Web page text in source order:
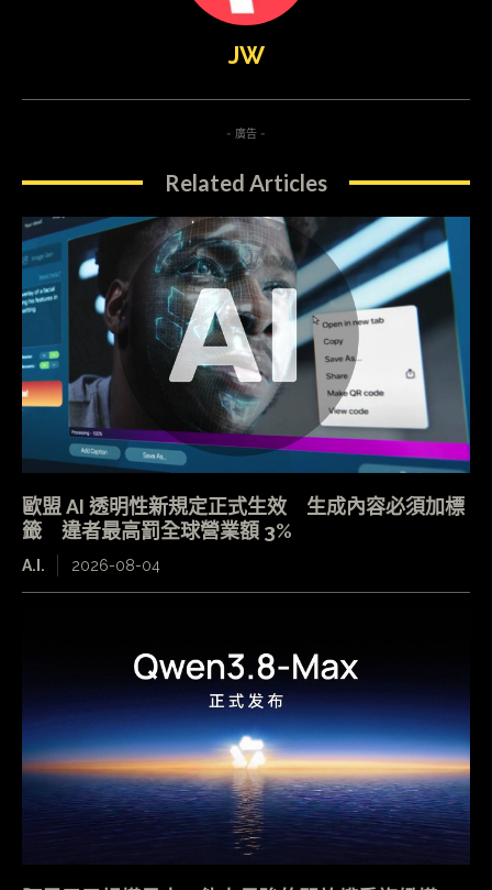
JW
- 廣告 -
Related Articles
歐盟 AI 透明性新規定正式生效 生成內容必須加標
籤 違者最高罰全球營業額 3%
A.I. 2026-08-04